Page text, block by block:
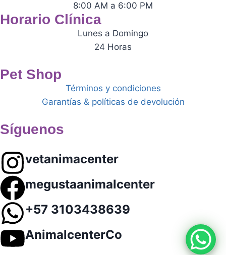
8:00 AM a 6:00 PM
Horario Clínica
Lunes a Domingo
24 Horas
Pet Shop
Términos y condiciones
Garantías & políticas de devolución
Síguenos
vetanimacenter
megustaanimalcenter
+57 3103438639
AnimalcenterCo